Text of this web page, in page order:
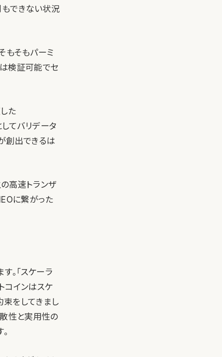
もできない状況
もそもパーミ
検証可能でセ
た
てバリデータ
創出できるは
高速トランザ
に繋がった
。「スケーラ
コインはスケ
束をしてきまし
性と実用性の